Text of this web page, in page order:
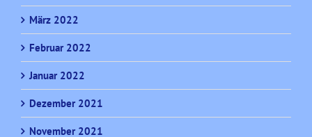
März 2022
Februar 2022
Januar 2022
Dezember 2021
November 2021